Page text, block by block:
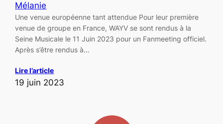
Mélanie
Une venue européenne tant attendue Pour leur première
venue de groupe en France, WAYV se sont rendus à la
Seine Musicale le 11 Juin 2023 pour un Fanmeeting officiel.
Après s’être rendus à…
Lire l’article
19 juin 2023